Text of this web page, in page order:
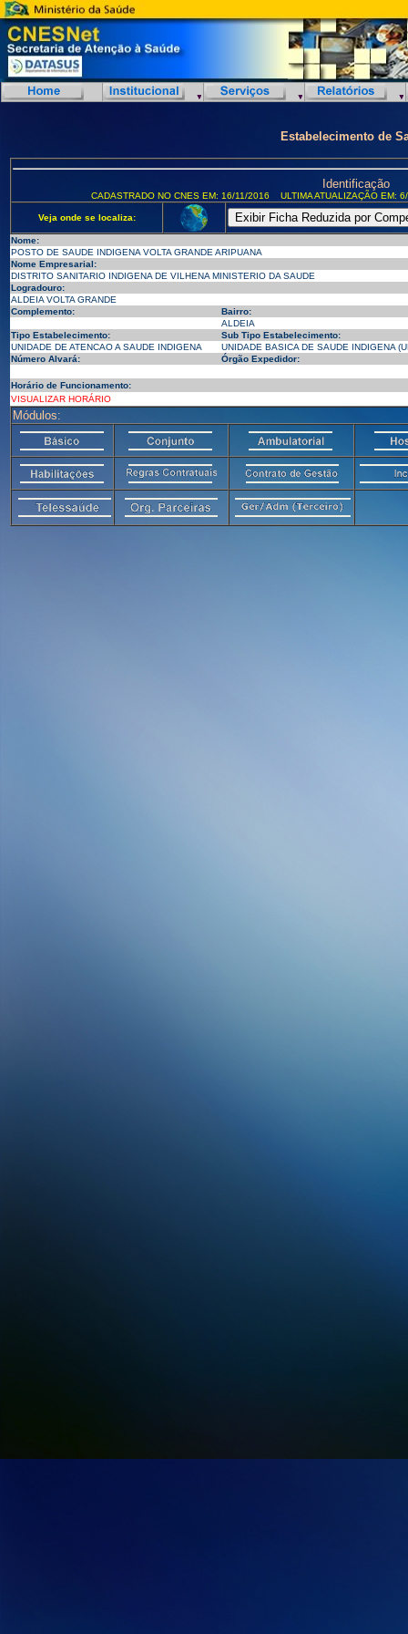
Estabelecimento de
Identificação
CADASTRADO NO CNES EM: 16/11/2016 ULTIMA ATUALIZAÇÃO EM:
Veja onde se localiza:
Nome:
POSTO DE SAUDE INDIGENA VOLTA GRANDE ARIPUANA
Nome Empresarial:
DISTRITO SANITARIO INDIGENA DE VILHENA MINISTERIO DA SAUDE
Logradouro:
ALDEIA VOLTA GRANDE
Complemento:
Bairro:
ALDEIA
Tipo Estabelecimento:
Sub Tipo Estabelecimento:
UNIDADE DE ATENCAO A SAUDE INDIGENA
UNIDADE BASICA DE SAUDE INDIGENA
Número Alvará:
Órgão Expedidor:
Horário de Funcionamento:
VISUALIZAR HORÁRIO
Módulos: